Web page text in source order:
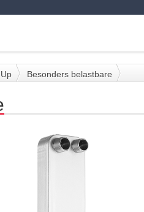
Besonders belastbare